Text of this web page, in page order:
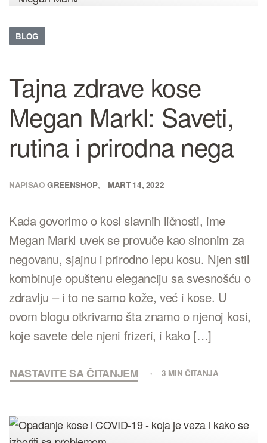
BLOG
Tajna zdrave kose
Megan Markl: Saveti,
rutina i prirodna nega
NAPISAOGREENSHOP MART 14, 2022
Kada govorimo o kosi slavnih ličnosti, ime
Megan Markl uvek se provuče kao sinonim za
negovanu, sjajnu i prirodno lepu kosu. Njen stil
kombinuje opuštenu eleganciju sa svesnošću o
zdravlju – i to ne samo kože, već i kose. U
ovom blogu otkrivamo šta znamo o njenoj kosi,
koje savete dele njeni frizeri, i kako […]
NASTAVITE SA ČITANJEM 3 MIN ČITANJA